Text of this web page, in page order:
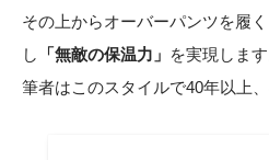
その上からオーバーパンツを履
し
「無敵の保温力」 を実現します
筆者はこのスタイルで40年以上